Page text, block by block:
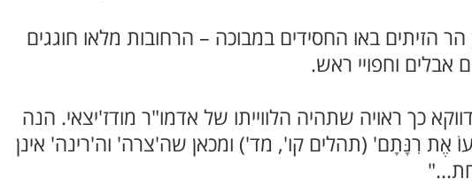
הר הזיתים באו החסידים במבוכה – הרחובות מלאו חוגגים
אבלים וחפויי ראש.
כך ראויה שתהיה הלווייתו של אדמו"ר מודז'יצאי. הנה
אֶת רִנָּתָם' (תהלים קו', מד') ומכאן שה'צרה' וה'רינה' אינן